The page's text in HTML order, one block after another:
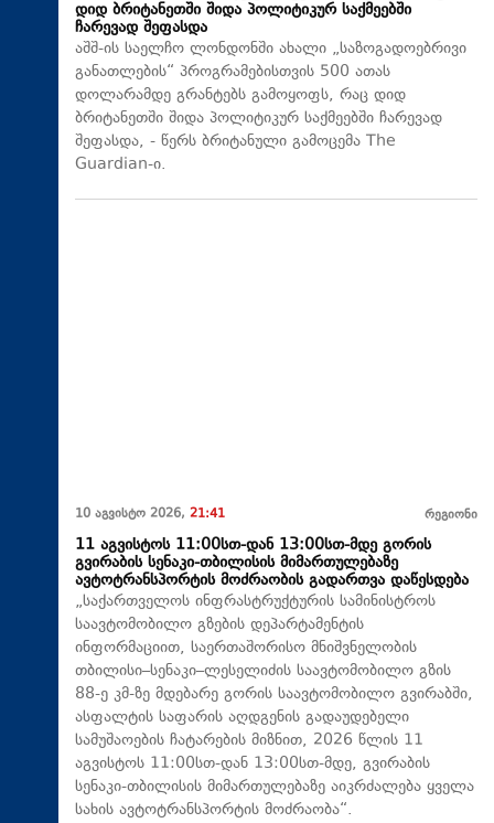
დიდ ბრიტანეთში შიდა პოლიტიკურ საქმეებში
ჩარევად შეფასდა
აშშ-ის საელჩო ლონდონში ახალი „საზოგადოებრივი
განათლების“ პროგრამებისთვის 500 ათას
დოლარამდე გრანტებს გამოყოფს, რაც დიდ
ბრიტანეთში შიდა პოლიტიკურ საქმეებში ჩარევად
შეფასდა, - წერს ბრიტანული გამოცემა The
Guardian-ი.
10 აგვისტო 2026, 21:41 რეგიონი
11 აგვისტოს 11:00სთ-დან 13:00სთ-მდე გორის
გვირაბის სენაკი-თბილისის მიმართულებაზე
ავტოტრანსპორტის მოძრაობის გადართვა დაწესდება
„საქართველოს ინფრასტრუქტურის სამინისტროს
საავტომობილო გზების დეპარტამენტის
ინფორმაციით, საერთაშორისო მნიშვნელობის
თბილისი–სენაკი–ლესელიძის საავტომობილო გზის
88-ე კმ-ზე მდებარე გორის საავტომობილო გვირაბში,
ასფალტის საფარის აღდგენის გადაუდებელი
სამუშაოების ჩატარების მიზნით, 2026 წლის 11
აგვისტოს 11:00სთ-დან 13:00სთ-მდე, გვირაბის
სენაკი-თბილისის მიმართულებაზე აიკრძალება ყველა
სახის ავტოტრანსპორტის მოძრაობა“.